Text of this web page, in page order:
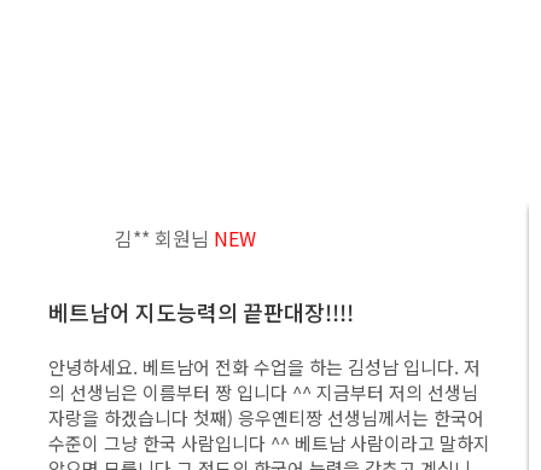
김** 회원님 NEW
베트남어 지도능력의 끝판대장!!!!
안녕하세요. 베트남어 전화 수업을 하는 김성남 입니다. 저
의 선생님은 이름부터 짱 입니다 ^^ 지금부터 저의 선생님
자랑을 하겠습니다 첫째) 응우옌티짱 선생님께서는 한국어
수준이 그냥 한국 사람입니다 ^^ 베트남 사람이라고 말하지